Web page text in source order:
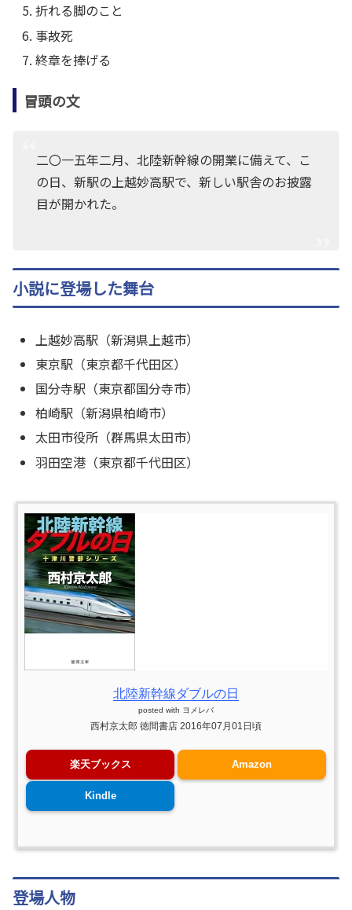
折れる脚のこと
事故死
終章を捧げる
冒頭の文
二〇一五年二月、北陸新幹線の開業に備えて、こ
の日、新駅の上越妙高駅で、新しい駅舎のお披露
目が開かれた。
小説に登場した舞台
上越妙高駅（新潟県上越市）
東京駅（東京都千代田区）
国分寺駅（東京都国分寺市）
柏崎駅（新潟県柏崎市）
太田市役所（群馬県太田市）
羽田空港（東京都千代田区）
北陸新幹線ダブルの日
posted with ヨメレバ
西村京太郎 徳間書店 2016年07月01日頃
楽天ブックス Amazon
Kindle
登場人物